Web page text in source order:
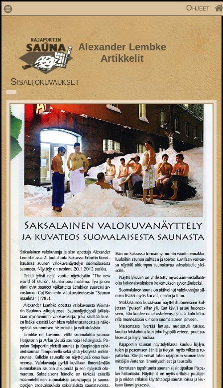
1 Ohjeet
Alexander Lembke
Artikkelit
Sisältökuvaukset